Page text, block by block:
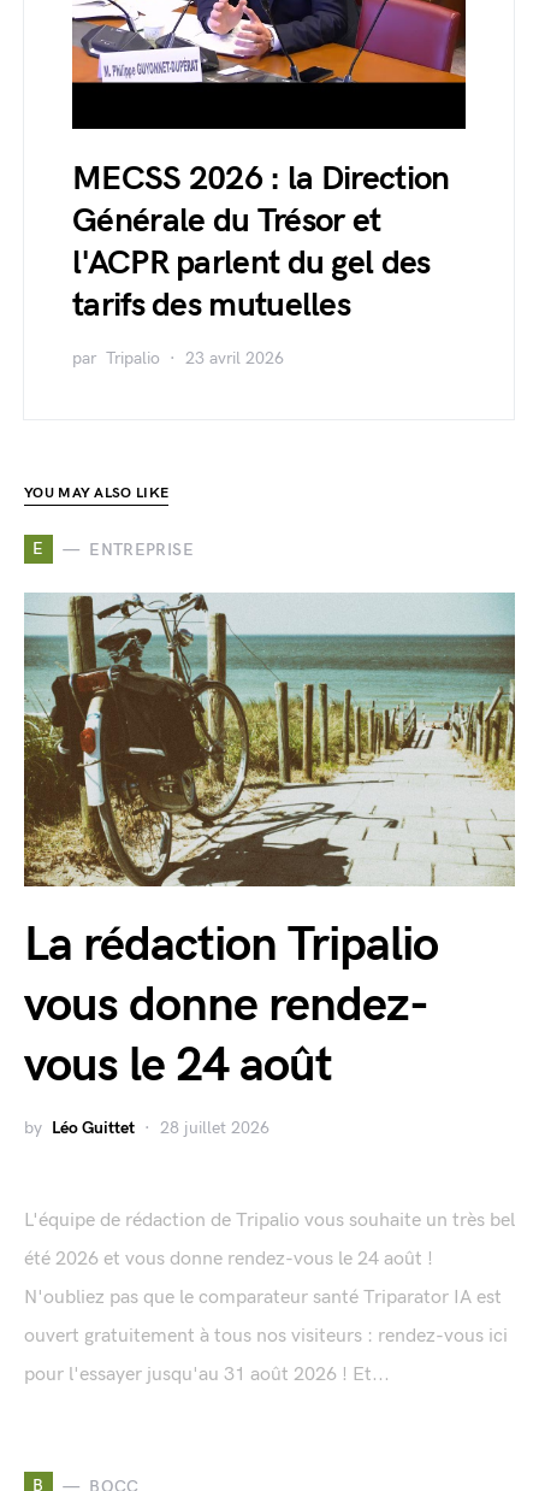
MECSS 2026 : la Direction
Générale du Trésor et
l'ACPR parlent du gel des
tarifs des mutuelles
par Tripalio 23 avril 2026
YOU MAY ALSO LIKE
E ENTREPRISE
La rédaction Tripalio
vous donne rendez-
vous le 24 août
by Léo Guittet 28 juillet 2026
L'équipe de rédaction de Tripalio vous souhaite un très bel
été 2026 et vous donne rendez-vous le 24 août !
N'oubliez pas que le comparateur santé Triparator IA est
ouvert gratuitement à tous nos visiteurs : rendez-vous ici
pour l'essayer jusqu'au 31 août 2026 ! Et...
B BOCC